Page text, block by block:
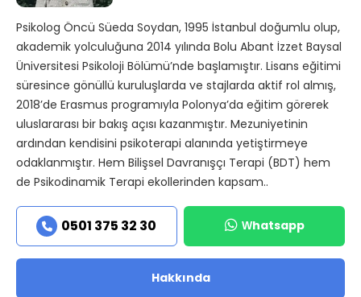
Psikolog Öncü Süeda Soydan, 1995 İstanbul doğumlu olup,
akademik yolculuğuna 2014 yılında Bolu Abant İzzet Baysal
Üniversitesi Psikoloji Bölümü’nde başlamıştır. Lisans eğitimi
süresince gönüllü kuruluşlarda ve stajlarda aktif rol almış,
2018’de Erasmus programıyla Polonya’da eğitim görerek
uluslararası bir bakış açısı kazanmıştır. Mezuniyetinin
ardından kendisini psikoterapi alanında yetiştirmeye
odaklanmıştır. Hem Bilişsel Davranışçı Terapi (BDT) hem
de Psikodinamik Terapi ekollerinden kapsam..
0501 375 32 30 Whatsapp
Hakkında